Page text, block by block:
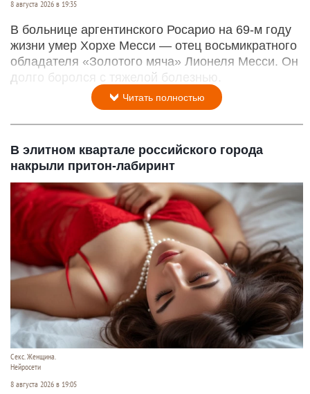
8 августа 2026 в 19:35
В больнице аргентинского Росарио на 69-м году
жизни умер Хорхе Месси — отец восьмикратного
обладателя «Золотого мяча» Лионеля Месси. Он
долго боролся с тяжелой болезнью.
Читать полностью
В элитном квартале российского города
накрыли притон-лабиринт
Секс. Женщина.
Нейросети
8 августа 2026 в 19:05